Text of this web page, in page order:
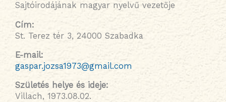
Sajtóirodájának magyar nyelvű vezetője
Cím:
St. Terez tér 3, 24000 Szabadka
E-mail:
gaspar.jozsa1973@gmail.com
Születés helye és ideje:
Villach, 1973.08.02.